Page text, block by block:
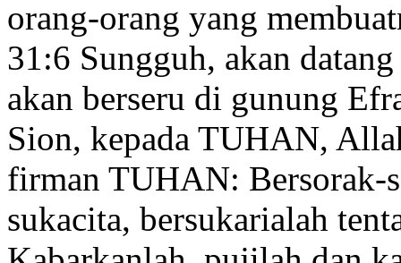
orang-orang yang
31:6 Sungguh, akan
akan berseru di gunung
Sion, kepada TUHAN,
firman TUHAN: Bersorak-
sukacita, bersukarialah